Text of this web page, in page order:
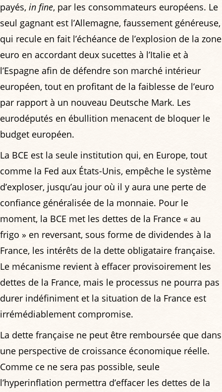
payés, in fine, par les consommateurs européens. Le
seul gagnant est l’Allemagne, faussement généreuse,
qui recule en fait l’échéance de l’explosion de la zone
euro en accordant deux sucettes à l’Italie et à
l’Espagne afin de défendre son marché intérieur
européen, tout en profitant de la faiblesse de l’euro
par rapport à un nouveau Deutsche Mark. Les
eurodéputés en ébullition menacent de bloquer le
budget européen.
La BCE est la seule institution qui, en Europe, tout
comme la Fed aux États-Unis, empêche le système
d’exploser, jusqu’au jour où il y aura une perte de
confiance généralisée de la monnaie. Pour le
moment, la BCE met les dettes de la France « au
frigo » en reversant, sous forme de dividendes à la
France, les intérêts de la dette obligataire française.
Le mécanisme revient à effacer provisoirement les
dettes de la France, mais le processus ne pourra pas
durer indéfiniment et la situation de la France est
irrémédiablement compromise.
La dette française ne peut être remboursée que dans
une perspective de croissance économique réelle.
Comme ce ne sera pas possible, seule
l’hyperinflation permettra d’effacer les dettes de la